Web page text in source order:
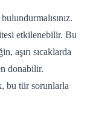
etkilenebilir. Bu
aşırı sıcaklarda
donabilir.
bu tür sorunlarla